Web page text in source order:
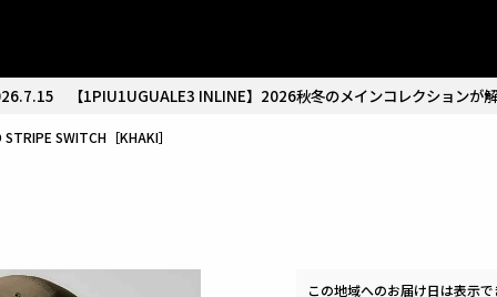
【1PIU1UGUALE3 INLINE】2026秋冬のメインコレクションが
SWITCH［KHAKI］
この地域へのお届け日は表示